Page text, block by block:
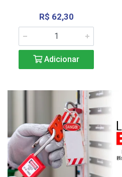
R$ 62,30
Adicionar